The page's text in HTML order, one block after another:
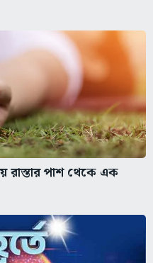
রাস্তার পাশ থেকে এক